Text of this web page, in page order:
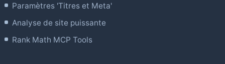
Paramètres 'Titres et Meta'
Analyse de site puissante
Rank Math MCP Tools